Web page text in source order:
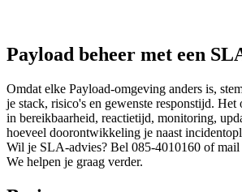
Payload beheer met een
Omdat elke Payload-omgeving anders is,
je stack, risico's en gewenste responstijd. Het
in bereikbaarheid, reactietijd, monitoring,
hoeveel doorontwikkeling je naast
Wil je SLA-advies? Bel 085-4010160 of mail
We helpen je graag verder.